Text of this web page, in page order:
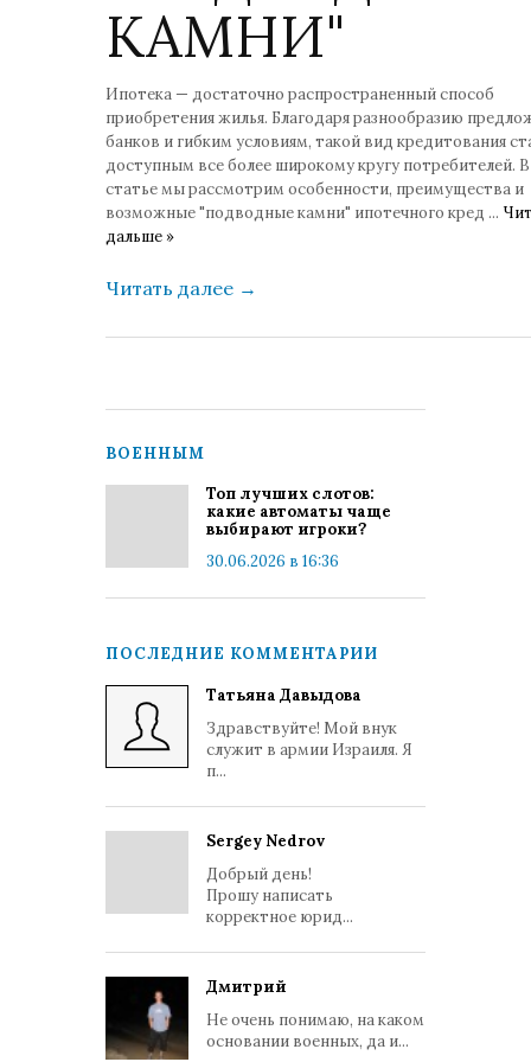
КАМНИ"
Ипотека — достаточно распространенный способ
приобретения жилья. Благодаря разнообразию
банков и гибким условиям, такой вид кредитования
доступным все более широкому кругу потребителей.
статье мы рассмотрим особенности, преимущества и
возможные "подводные камни" ипотечного кред ...
дальше »
Читать далее →
ВОЕННЫМ
Топ лучших слотов:
какие автоматы чаще
выбирают игроки?
30.06.2026 в 16:36
ПОСЛЕДНИЕ КОММЕНТАРИИ
Татьяна Давыдова
Здравствуйте! Мой внук
служит в армии Израиля. Я
п...
Sergey Nedrov
Добрый день!
Прошу написать
корректное юрид...
Дмитрий
Не очень понимаю, на каком
основании военных, да и...